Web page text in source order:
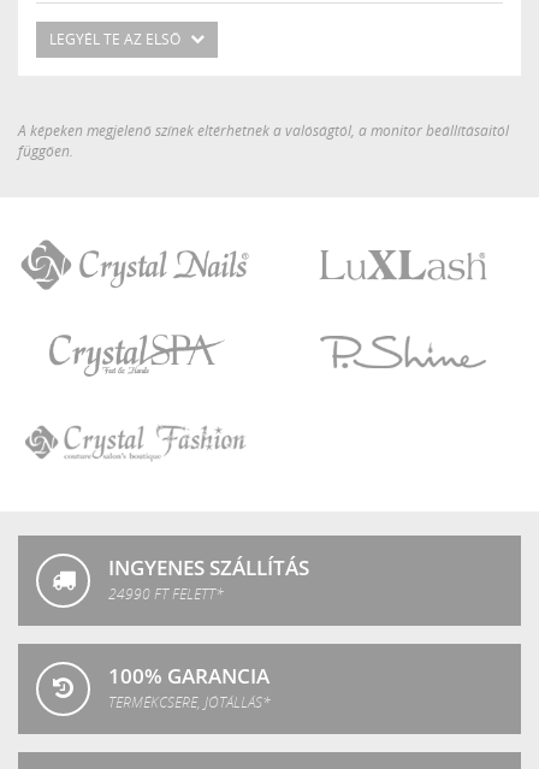
LEGYÉL TE AZ ELSŐ
A képeken megjelenő színek eltérhetnek a valóságtól, a monitor beállításaitól
függően.
SPA
INGYENES SZÁLLÍTÁS
24990 FT FELETT*
100% GARANCIA
TERMÉKCSERE, JÓTÁLLÁS*